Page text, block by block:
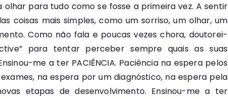
a olhar para tudo como se fosse a primeira vez. A sentir
coisas mais simples, como um sorriso, um olhar, um
Como não fala e poucas vezes chora, doutorei-
para tentar perceber sempre quais as suas
me a ter PACIÊNCIA. Paciência na espera pelos
na espera por um diagnóstico, na espera pela
etapas de desenvolvimento. Ensinou-me a ter